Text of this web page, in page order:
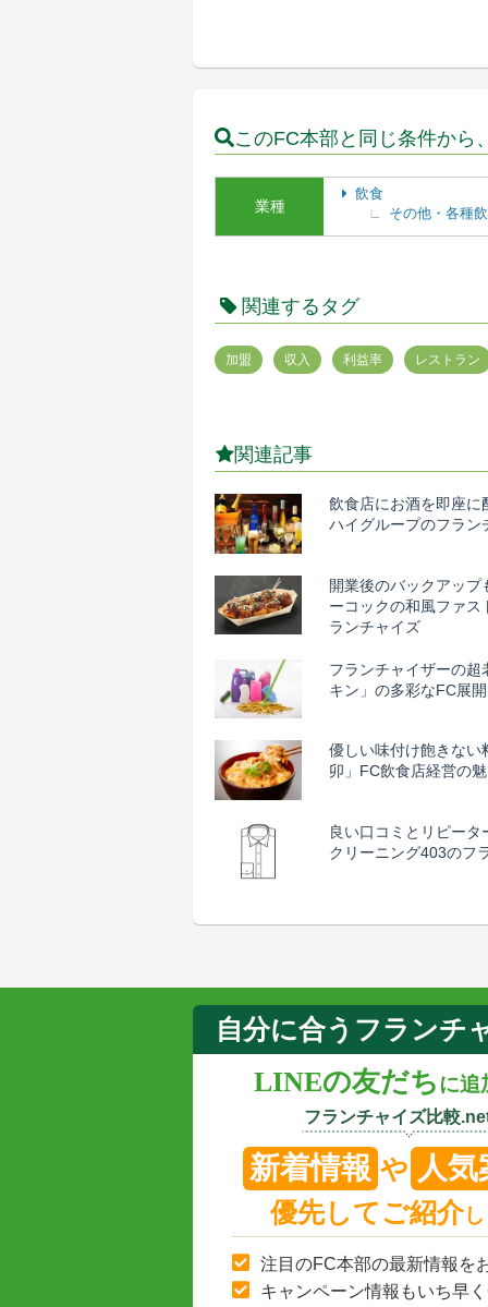
このFC本部と同じ条件から
業種
飲食
その他・各種
関連するタグ
加盟 収入 利益率 レストラン
関連記事
飲食店にお酒を即座に
ハイグループのフラン
開業後のバックアップ
ーコックの和風ファス
ランチャイズ
フランチャイザーの超
キン」の多彩なFC展
優しい味付け飽きない
卯」FC飲食店経営の
良い口コミとリピータ
クリーニング403のフ
自分に合うフランチ
LINEの友だちに追
フランチャイズ比較
新着情報 や 人気
優先してご紹介
注目のFC本部の最新情報を
キャンペーン情報もいち早